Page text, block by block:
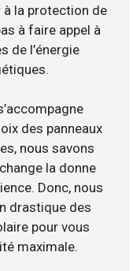
la protection de
à faire appel à
de l’énergie
des panneaux
nous savons
la donne
Donc, nous
drastique des
pour vous
maximale.